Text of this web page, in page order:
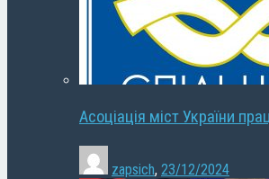
Асоціація міст України
zapsich, 23/12/2024